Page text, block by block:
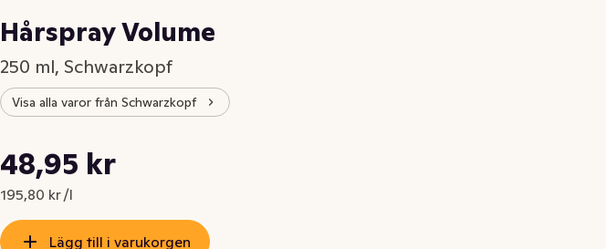
Hårspray Volume
250 ml, Schwarzkopf
Visa alla varor från Schwarzkopf
Nuvarande pris är: 48,95 kr
48,95 kr
195,80 kr /l
Styckpris: 195,80 kr /l
Lägg till i varukorgen